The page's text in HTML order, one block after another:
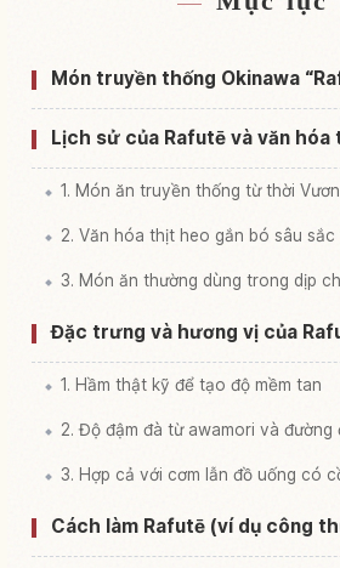
Tìm chỗ ở gần Naha
Tìm trải nghiệm tại
Món truyền thống Okinawa
Lịch sử của Rafutē và văn
1. Món ăn truyền thống từ thời
2. Văn hóa thịt heo gắn bó sâu sắc
3. Món ăn thường dùng trong dịp
Đặc trưng và hương vị của
1. Hầm thật kỹ để tạo độ mềm tan
2. Độ đậm đà từ awamori và đường
3. Hợp cả với cơm lẫn đồ uống có
Cách làm Rafutē (ví dụ công